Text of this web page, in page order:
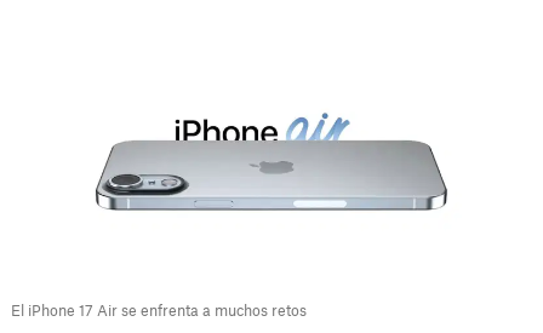
El iPhone 17 Air se enfrenta a muchos retos